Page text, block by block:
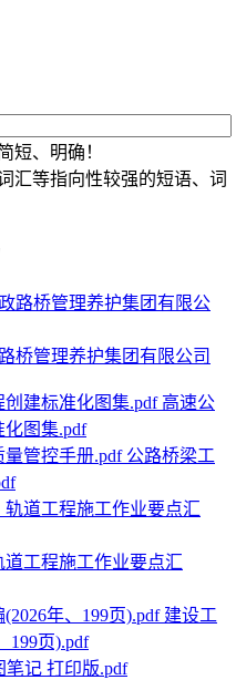
短、明确！
汇等指向性较强的短语、词
桥管理养护集团有限公司
高速公
图集.pdf
公路桥梁工
工程施工作业要点汇
建设工
199页).pdf
笔记 打印版.pdf